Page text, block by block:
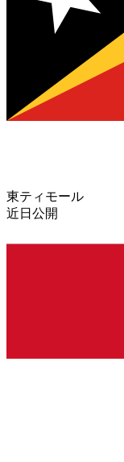
東ティモール
近日公開